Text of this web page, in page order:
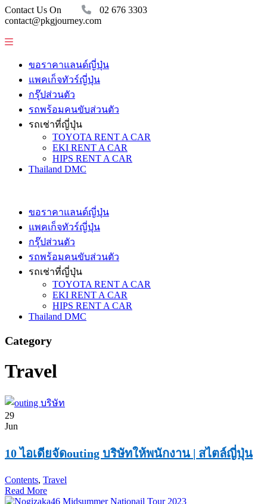
Contact Us On
02 676 3303
contact@pkgjourney.com
ขอราคาแลนด์ญี่ปุ่น
แพคเก็จทัวร์ญี่ปุ่น
กรุ๊ปส่วนตัว
รถพร้อมคนขับส่วนตัว
รถเช่าที่ญี่ปุ่น
TOYOTA RENT A CAR
EKI RENT A CAR
HIPS RENT A CAR
Thailand DMC
ขอราคาแลนด์ญี่ปุ่น
แพคเก็จทัวร์ญี่ปุ่น
กรุ๊ปส่วนตัว
รถพร้อมคนขับส่วนตัว
รถเช่าที่ญี่ปุ่น
TOYOTA RENT A CAR
EKI RENT A CAR
HIPS RENT A CAR
Thailand DMC
Category
Travel
29
Jun
10 ไอเดียจัดouting บริษัทให้พนักงาน | สไตล์ญี่ปุ่น
Contents, Travel
Read More